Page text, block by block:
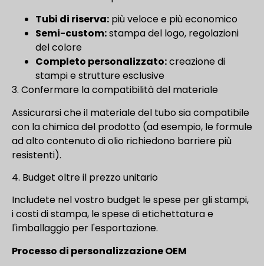
Tubi di riserva: più veloce e più economico
Semi-custom:stampa del logo, regolazioni
del colore
Completo personalizzato:creazione di
stampi e strutture esclusive
3. Confermare la compatibilità del materiale
Assicurarsi che il materiale del tubo sia compatibile
con la chimica del prodotto (ad esempio, le formule
ad alto contenuto di olio richiedono barriere più
resistenti).
4. Budget oltre il prezzo unitario
Includete nel vostro budget le spese per gli stampi,
i costi di stampa, le spese di etichettatura e
l'imballaggio per l'esportazione.
Processo di personalizzazione OEM